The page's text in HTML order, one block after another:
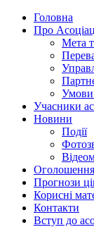
Головна
Про
Мета
Умови
Учасники
Новини
Події
Оголошення
Прогнози
Корисні
Контакти
Вступ до